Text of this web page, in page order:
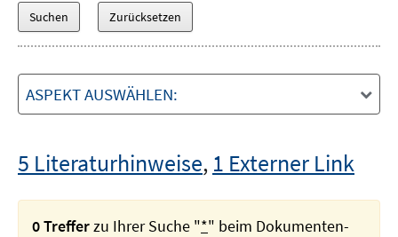
ASPEKT AUSWÄHLEN:
5 Literaturhinweise, 1 Externer Link
0 Trefferzu Ihrer Suche "*" beim Dokumenten-